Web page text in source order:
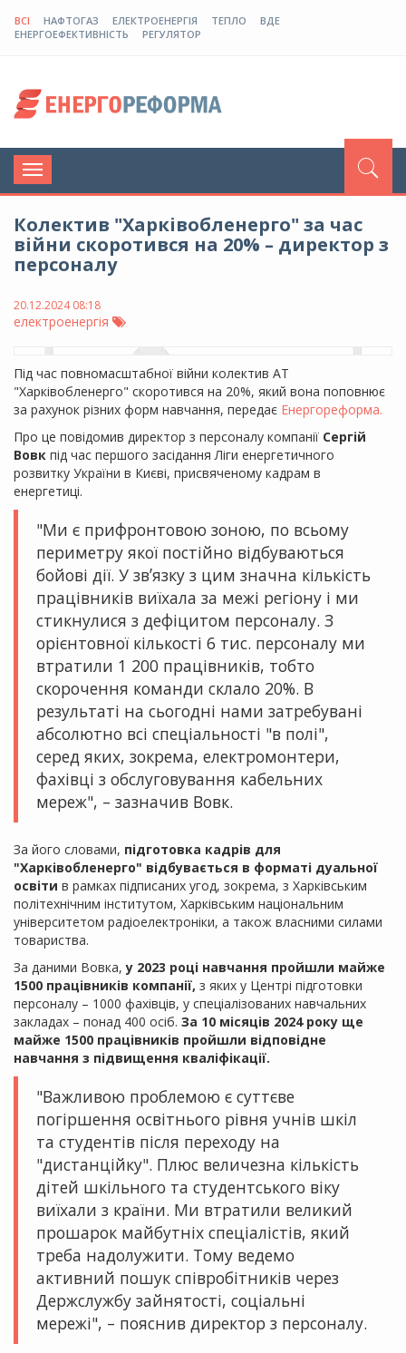
ВСІ НАФТОГАЗ ЕЛЕКТРОЕНЕРГІЯ ТЕПЛО
ВДЕ
ЕНЕРГОЕФЕКТИВНІСТЬ
РЕГУЛЯТОР
Toggle
navigation
Колектив "Харківобленерго" за час
війни скоротився на 20% – директор з
персоналу
20.12.2024 08:18
електроенергія
Під час повномасштабної війни колектив АТ
"Харківобленерго" скоротився на 20%, який вона поповнює
за рахунок різних форм навчання, передає Енергореформа.
Про це повідомив директор з персоналу компанії Сергій
Вовк під час першого засідання Ліги енергетичного
розвитку України в Києві, присвяченому кадрам в
енергетиці.
"Ми є прифронтовою зоною, по всьому
периметру якої постійно відбуваються
бойові дії. У звʼязку з цим значна кількість
працівників виїхала за межі регіону і ми
стикнулися з дефіцитом персоналу. З
орієнтовної кількості 6 тис. персоналу ми
втратили 1 200 працівників, тобто
скорочення команди склало 20%. В
результаті на сьогодні нами затребувані
абсолютно всі спеціальності "в полі",
серед яких, зокрема, електромонтери,
фахівці з обслуговування кабельних
мереж", – зазначив Вовк.
За його словами, підготовка кадрів для
"Харківобленерго" відбувається в форматі дуальної
освіти в рамках підписаних угод, зокрема, з Харківським
політехнічним інститутом, Харківським національним
університетом радіоелектроніки, а також власними силами
товариства.
За даними Вовка,у 2023 році навчання пройшли майже
1500 працівників компанії, з яких у Центрі підготовки
персоналу – 1000 фахівців, у спеціалізованих навчальних
закладах – понад 400 осіб. За 10 місяців 2024 року ще
майже 1500 працівників пройшли відповідне
навчання з підвищення кваліфікації.
"Важливою проблемою є суттєве
погіршення освітнього рівня учнів шкіл
та студентів після переходу на
"дистанційку". Плюс величезна кількість
дітей шкільного та студентського віку
виїхали з країни. Ми втратили великий
прошарок майбутніх спеціалістів, який
треба надолужити. Тому ведемо
активний пошук співробітників через
Держслужбу зайнятості, соціальні
мережі", – пояснив директор з персоналу.